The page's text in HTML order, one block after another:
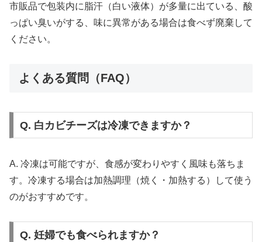
市販品で包装内に脂汗（白い液体）が多量に出ている、酸
っぱい臭いがする、味に異常がある場合は食べず廃棄して
ください。
よくある質問（FAQ）
Q. 白カビチーズは冷凍できますか？
A. 冷凍は可能ですが、食感が変わりやすく風味も落ちま
す。冷凍する場合は加熱調理（焼く・加熱する）して使う
のがおすすめです。
Q. 妊婦でも食べられますか？